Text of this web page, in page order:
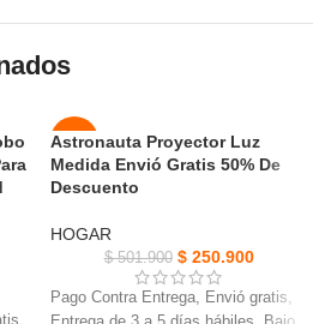
-50%
NUEVO
Astronauta Proyector Luz
Medida Envió Gratis 50% De
Descuento
HOGAR
$501.900 $250.900
Pago Contra Entrega, Envió gratis,